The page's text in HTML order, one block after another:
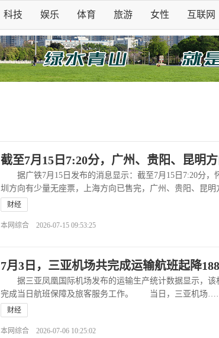
科技 娱乐 体育 旅游 女性 互联网
截至7月15日7:20分，广州、贵阳、昆明
据广铁7月15日发布的消息显示：截至7月15日7:20分，
圳方向有少量无座票，上海方向已售完，广州、贵阳、昆
财经
本网综合 2026-07-15 09:53:25
7月3日，三亚机场共完成运输航班起降
据三亚凤凰国际机场发布的运输生产统计数据显示，该
完成当日航班保障及旅客服务工作。 当日，三亚机场
财经
本网综合 2026-07-06 10:25:02